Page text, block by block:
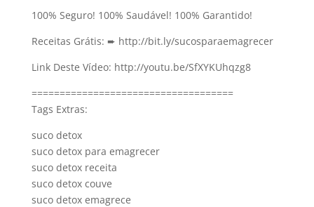
100% Seguro! 100% Saudável! 100% Garantido!
Receitas Grátis: ➨ http://bit.ly/sucosparaemagrecer
Link Deste Vídeo: http://youtu.be/SfXYKUhqzg8
====================================
Tags Extras:
suco detox
suco detox para emagrecer
suco detox receita
suco detox couve
suco detox emagrece